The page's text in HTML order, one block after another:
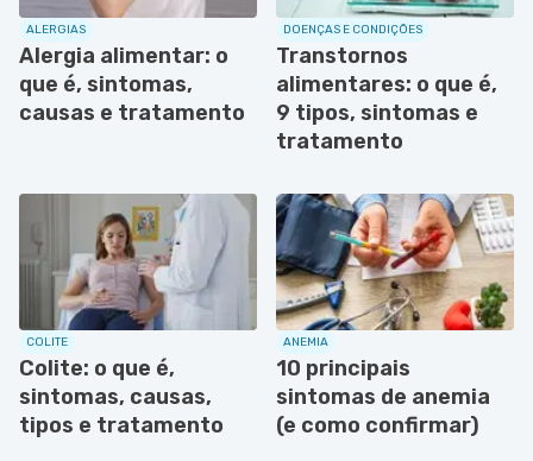
ALERGIAS
Alergia alimentar: o
que é, sintomas,
causas e tratamento
DOENÇAS E CONDIÇÕES
Transtornos
alimentares: o que é,
9 tipos, sintomas e
tratamento
COLITE
Colite: o que é,
sintomas, causas,
tipos e tratamento
ANEMIA
10 principais
sintomas de anemia
(e como confirmar)